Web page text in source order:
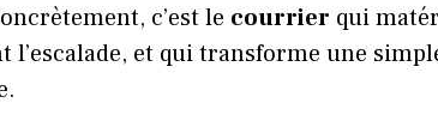
c’est le courrier qui
l’escalade, et qui transforme une